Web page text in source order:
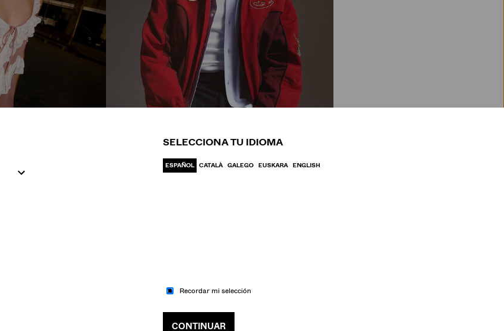
HOMBRE
SELECCIONA TU IDIOMA
ESPAÑOL CATALÀ GALEGO EUSKARA ENGLISH
Recordar mi selección
CONTINUAR